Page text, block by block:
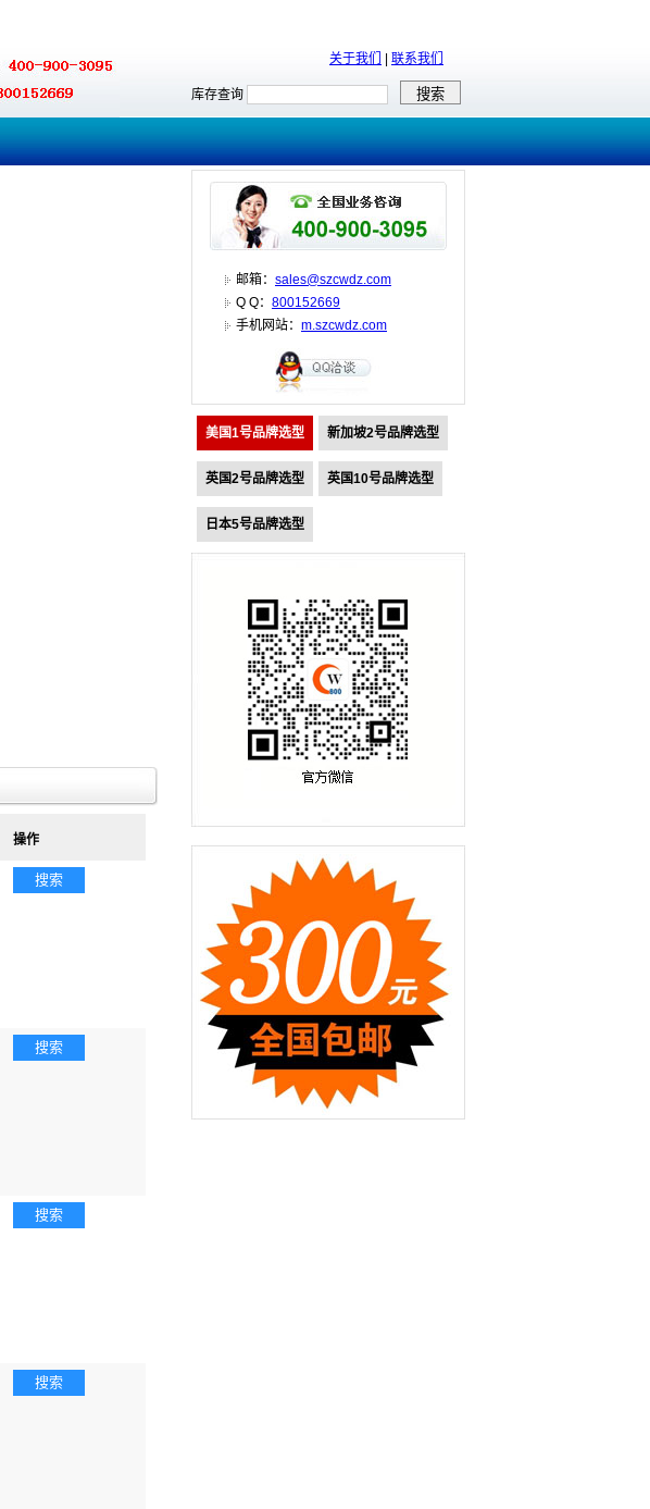
关于我们 联系我们
库存查询
操作
搜索
搜索
搜索
搜索
邮箱： sales@szcwdz.com
Q Q： 800152669
手机网站： m.szcwdz.com
美国1号品牌选型 新加坡2号品牌选型
英国2号品牌选型 英国10号品牌选型
日本5号品牌选型